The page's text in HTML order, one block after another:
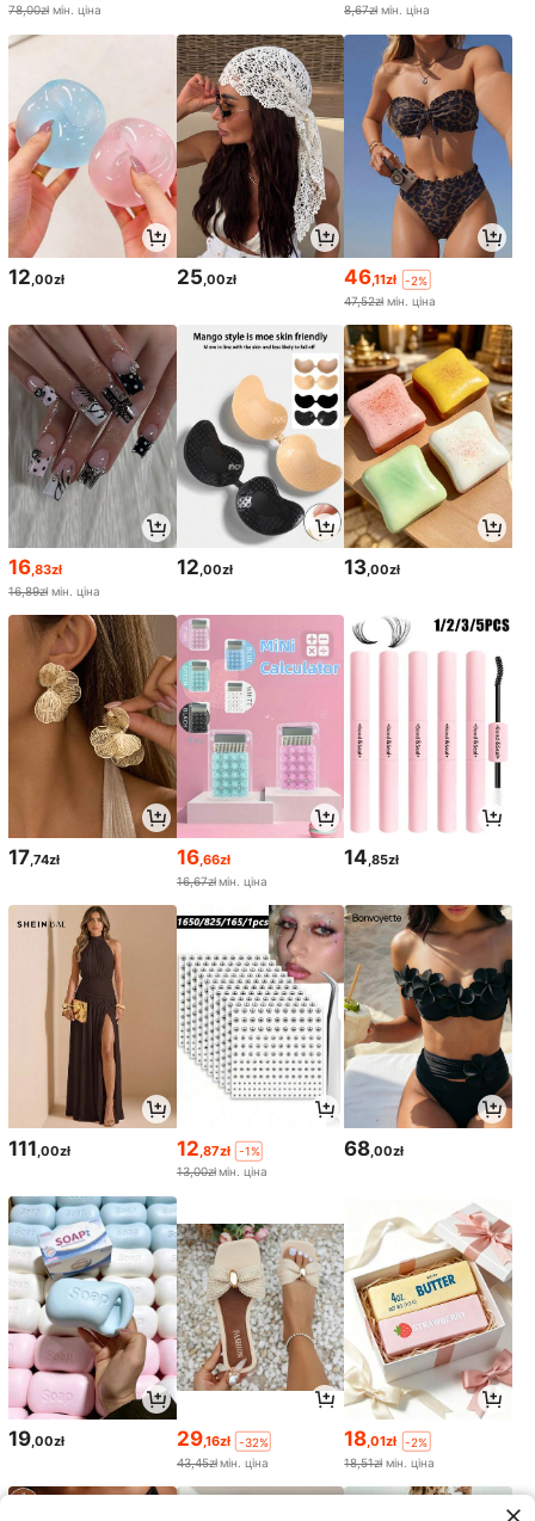
78,00zł мін. ціна 8,67zł мін. ціна
12 ,00zł 25 ,00zł 46,11zł
-2%
47,52zł мін. ціна
16,83zł
16,89zł мін. ціна
12,00zł 13,00zł
17,74zł 16,66zł
16,67złмін. ціна
14,85zł
111 ,00zł 12 ,87zł
-1%
13,00złмін. ціна
68 ,00zł
19 ,00zł 29,16zł
-32%
43,45złмін. ціна
18 ,01zł
-2%
18,51zł мін. ціна